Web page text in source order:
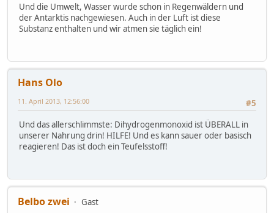
Und die Umwelt, Wasser wurde schon in Regenwäldern und
der Antarktis nachgewiesen. Auch in der Luft ist diese
Substanz enthalten und wir atmen sie täglich ein!
Hans Olo
#5
11. April 2013, 12:56:00
Und das allerschlimmste: Dihydrogenmonoxid ist ÜBERALL in
unserer Nahrung drin! HILFE! Und es kann sauer oder basisch
reagieren! Das ist doch ein Teufelsstoff!
Belbo zwei Gast